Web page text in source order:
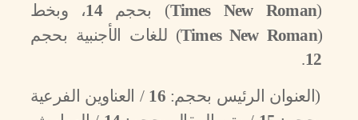
(
Times New Roman
) بحجم14، وبخط
(
Times New Roman
) للغات الأجنبية بحجم
12
.
(العنوان الرئيس بحجم: 16 / العناوين الفرعية